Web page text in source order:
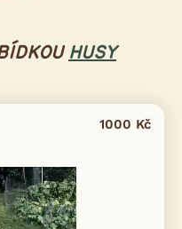
HUSY
1000 Kč